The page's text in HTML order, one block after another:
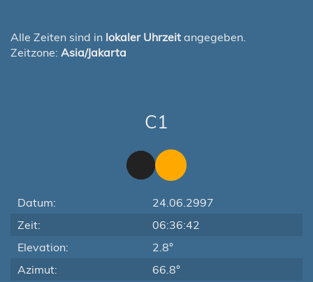
Alle Zeiten sind in lokaler Uhrzeit angegeben.
Zeitzone: Asia/Jakarta
C1
Datum:
24.06.2997
Zeit:
06:36:42
Elevation:
2.8°
Azimut:
66.8°